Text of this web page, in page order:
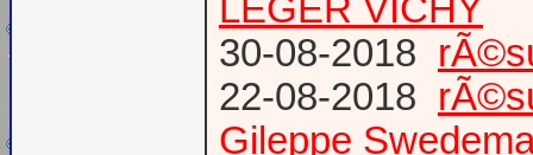
LEGER VICHY
30-08-2018
22-08-2018
Gileppe